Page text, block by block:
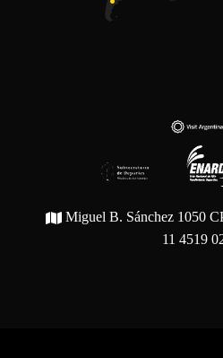
Miguel B. Sánchez 1050
11 4519